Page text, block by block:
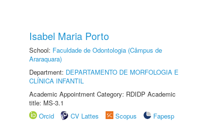
Isabel Maria Porto
School: Faculdade de Odontologia (Câmpus de
Araraquara)
Department: DEPARTAMENTO DE MORFOLOGIA E
CLÍNICA INFANTIL
Academic Appointment Category: RDIDP Academic
title: MS-3.1
Orcid
CV Lattes Scopus
Fapesp